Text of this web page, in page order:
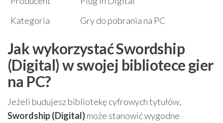
Kategoria
Gry do pobrania na PC
Jak wykorzystać Swordship
(Digital) w swojej bibliotece gier
na PC?
Jeżeli budujesz bibliotekę cyfrowych tytułów,
Swordship (Digital)może stanowić wygodne